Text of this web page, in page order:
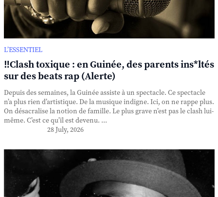
L’ESSENTIEL
‼️Clash toxique : en Guinée, des parents ins*ltés
sur des beats rap (Alerte)
Depuis des semaines, la Guinée assiste à un spectacle. Ce spectacle
n’a plus rien d’artistique. De la musique indigne. Ici, on ne rappe plus.
On désacralise la notion de famille. Le plus grave n’est pas le clash lui-
même. C’est ce qu’il est devenu. ...
28 July, 2026